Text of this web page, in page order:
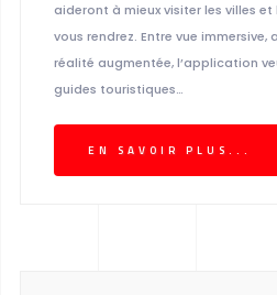
aideront à mieux visiter les villes et
vous rendrez. Entre vue
réalité augmentée, l’application
guides touristiques…
EN SAVOIR PLUS...